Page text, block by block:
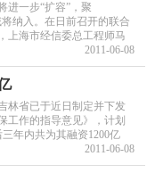
进一步“扩容”，聚
纳入。在日前召开的联合
上海市经信委总工程师马
2011-06-08
林省已于近日制定并下发
工作的指导意见》，计划
年内共为其融资1200亿
2011-06-08